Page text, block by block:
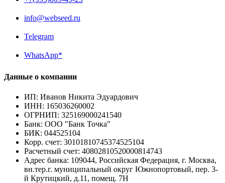
info@webseed.ru
Telegram
WhatsApp*
Данные о компании
ИП: Иванов Никита Эдуардович
ИНН: 165036260002
ОГРНИП: 325169000241540
Банк: ООО "Банк Точка"
БИК: 044525104
Корр. счет: 30101810745374525104
Расчетный счет: 40802810520000814743
Адрес банка: 109044, Российская Федерация, г. Москва,
вн.тер.г. муниципальный округ Южнопортовый, пер. 3-
й Крутицкий, д.11, помещ. 7Н